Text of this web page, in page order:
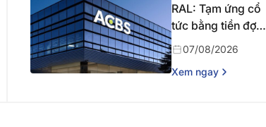
RAL: Tạm ứng cổ
tức bằng tiền đợt 1
năm 2026
07/08/2026
Xem ngay